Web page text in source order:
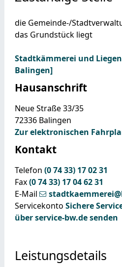
die Gemeinde-/
das Grundstück liegt
Stadtkämmerei und
Balingen]
Hausanschrift
Neue Straße 33/35
72336 Balingen
Zur elektronischen
Kontakt
Telefon (07433) 170231
Fax(07433) 17046231
E-Mail
Servicekonto Sichere
über service-bw.de senden
Leistungsdetails